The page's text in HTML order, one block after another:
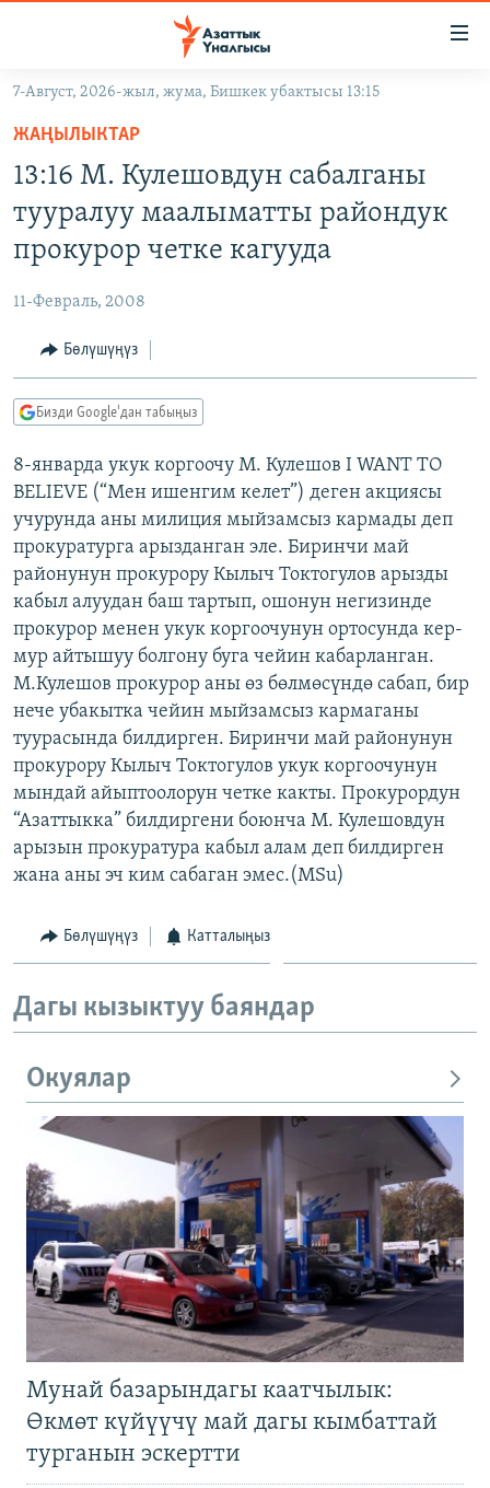
Навигацияга
өтүңүз
салыңыз
МАДАНИЯТ
УКРАИНА
ТВ ПРОГРАММАЛАР
БҮГҮН АЗАТТЫКТА
ДАНИСТЕ
АЗАТТЫК+
ЫҢГАЙСЫЗ СУРООЛОР
ПОДКАСТ
ЭЕ/АРнун бардык сайттары
7-Август, 2026-жыл, жума, Бишкек убактысы 13:15
ЖАҢЫЛЫКТАР
13:16 М. Кулешовдун сабалганы
тууралуу маалыматты райондук
прокурор четке кагууда
11-Февраль, 2008
Бөлүшүңүз
Бизди Google'дан табыңыз
8-январда укук коргоочу М. Кулешов I WANT TO
BELIEVE (“Мен ишенгим келет”) деген акциясы
учурунда аны милиция мыйзамсыз кармады деп
прокуратурга арызданган эле. Биринчи май
районунун прокурору Кылыч Токтогулов арызды
кабыл алуудан баш тартып, ошонун негизинде
прокурор менен укук коргоочунун ортосунда кер-
мур айтышуу болгону буга чейин кабарланган.
М.Кулешов прокурор аны өз бөлмөсүндө сабап, бир
нече убакытка чейин мыйзамсыз кармаганы
туурасында билдирген. Биринчи май районунун
прокурору Кылыч Токтогулов укук коргоочунун
мындай айыптоолорун четке какты. Прокурордун
“Азаттыкка” билдиргени боюнча М. Кулешовдун
арызын прокуратура кабыл алам деп билдирген
жана аны эч ким сабаган эмес.(MSu)
Бөлүшүңүз Катталыңыз
Дагы кызыктуу баяндар
Окуялар
Мунай базарындагы каатчылык:
Өкмөт күйүүчү май дагы кымбаттай
турганын эскертти